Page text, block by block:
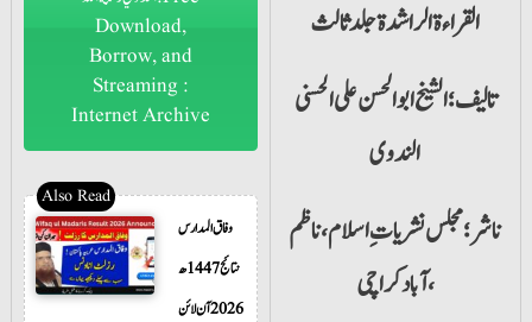
وفاق المدارس
نتائج 1447ھ
2026 آن لائن
القراءۃ الراشدۃ جلد ثالث
تالیف؛الشیخ ابو الحسن علی الحسنی
الندوی
ناشر؛مجلس نشریات ِ اسلام،ناظم
آباد کراچی،